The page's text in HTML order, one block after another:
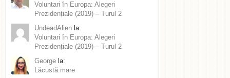
Voluntari în Europa: Alegeri
Prezidențiale (2019) – Turul 2
UndeadAlien la:
Voluntari în Europa: Alegeri
Prezidențiale (2019) – Turul 2
George la:
Lăcustă mare